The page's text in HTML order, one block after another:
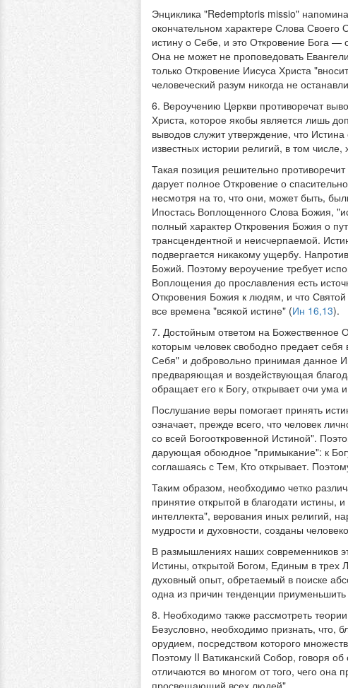
Энциклика "Redemptoris missio"
окончательном характере Слова
истину о Себе, и это Откровение Бога —
Она не может не проповедовать
только Откровение Иисуса Христа
человеческий разум никогда не
6. Вероучению Церкви противоречат
Христа, которое якобы является лишь
выводов служит утверждение, что
известных истории религий, в том
Такая позиция решительно
дарует полное Откровение о
несмотря на то, что они, может быть,
Ипостась Воплощенного Слова Божия,
полный характер Откровения Божия о
трансцендентной и неисчерпаемой.
подвергается никакому ущербу.
Божий. Поэтому вероучение требует
Воплощения до прославления есть
Откровения Божия к людям, и что
все времена "всякой истине" (Ин 16,13).
7. Достойным ответом на Божественное
которым человек свободно предает
Себя" и добровольно принимая данное
предваряющая и воздействующая
обращает его к Богу, открывает очи
Послушание веры помогает принять
означает, прежде всего, что человек
со всей Богооткровенной Истиной".
дарующая обоюдное "примыкание": к
соглашаясь с Тем, Кто открывает.
Таким образом, необходимо четко
принятие открытой в благодати истины,
интеллекта", верования иных религий,
мудрости и духовности, созданы
В размышлениях наших современников
Истины, открытой Богом, Единым в трех
духовный опыт, обретаемый в поиске
одна из причин тенденции
8. Необходимо также рассмотреть
Безусловно, необходимо признать, что,
орудием, посредством которого
Поэтому II Ватиканский Собор, говоря
отличаются во многом от того, чего она
просвещающий всех людей".